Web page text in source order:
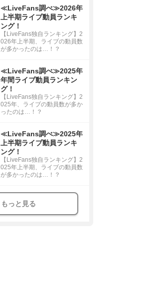
≪LiveFans調べ≫2026年
上半期ライブ動員ランキ
ング！
【LiveFans独自ランキング】2
026年上半期、ライブの動員数
が多かったのは…！？
≪LiveFans調べ≫2025年
年間ライブ動員ランキン
グ！
【LiveFans独自ランキング】2
025年、ライブの動員数が多か
ったのは…！？
≪LiveFans調べ≫2025年
上半期ライブ動員ランキ
ング！
【LiveFans独自ランキング】2
025年上半期、ライブの動員数
が多かったのは…！？
もっと見る